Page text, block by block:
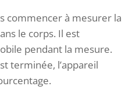
commencer à mesurer la
le corps. Il est
pendant la mesure.
terminée, l’appareil